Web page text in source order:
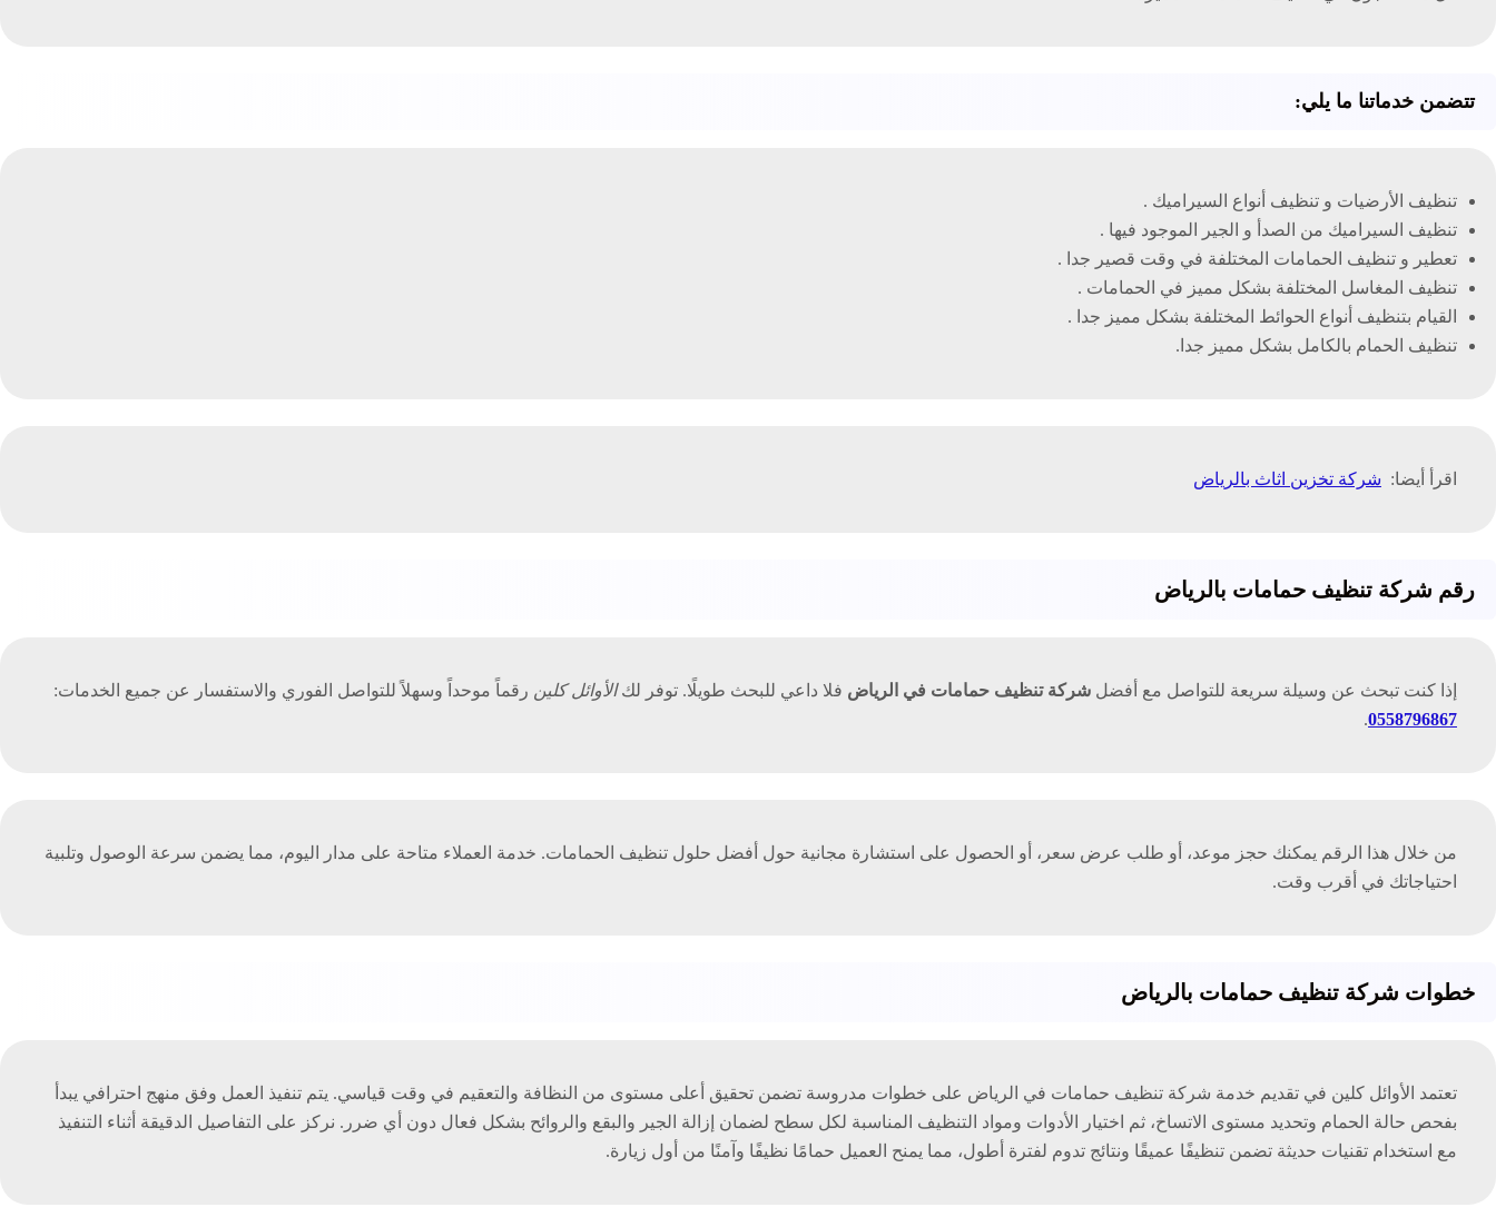
تتضمن خدماتنا ما يلي:
تنظيف الأرضيات و تنظيف أنواع السيراميك .
تنظيف السيراميك من الصدأ و الجير الموجود فيها .
تعطير و تنظيف الحمامات المختلفة في وقت قصير جدا .
تنظيف المغاسل المختلفة بشكل مميز في الحمامات .
القيام بتنظيف أنواع الحوائط المختلفة بشكل مميز جدا .
تنظيف الحمام بالكامل بشكل مميز جدا.
اقرأ أيضا: شركة تخزين اثاث بالرياض
رقم شركة تنظيف حمامات بالرياض
إذا كنت تبحث عن وسيلة سريعة للتواصل مع أفضل شركة تنظيف حمامات في الرياض فلا داعي للبحث طويلًا. توفر لكالأوائل كلين رقماً موحداً وسهلاً للتواصل الفوري والاستفسار عن جميع الخدمات:
0558796867
.
من خلال هذا الرقم يمكنك حجز موعد، أو طلب عرض سعر، أو الحصول على استشارة مجانية حول أفضل حلول تنظيف الحمامات. خدمة العملاء متاحة على مدار اليوم، مما يضمن سرعة الوصول وتلبية
احتياجاتك في أقرب وقت.
خطوات شركة تنظيف حمامات بالرياض
تعتمد الأوائل كلين في تقديم خدمة شركة تنظيف حمامات في الرياض على خطوات مدروسة تضمن تحقيق أعلى مستوى من النظافة والتعقيم في وقت قياسي. يتم تنفيذ العمل وفق منهج احترافي يبدأ
بفحص حالة الحمام وتحديد مستوى الاتساخ، ثم اختيار الأدوات ومواد التنظيف المناسبة لكل سطح لضمان إزالة الجير والبقع والروائح بشكل فعال دون أي ضرر. نركز على التفاصيل الدقيقة أثناء التنفيذ
مع استخدام تقنيات حديثة تضمن تنظيفًا عميقًا ونتائج تدوم لفترة أطول، مما يمنح العميل حمامًا نظيفًا وآمنًا من أول زيارة.